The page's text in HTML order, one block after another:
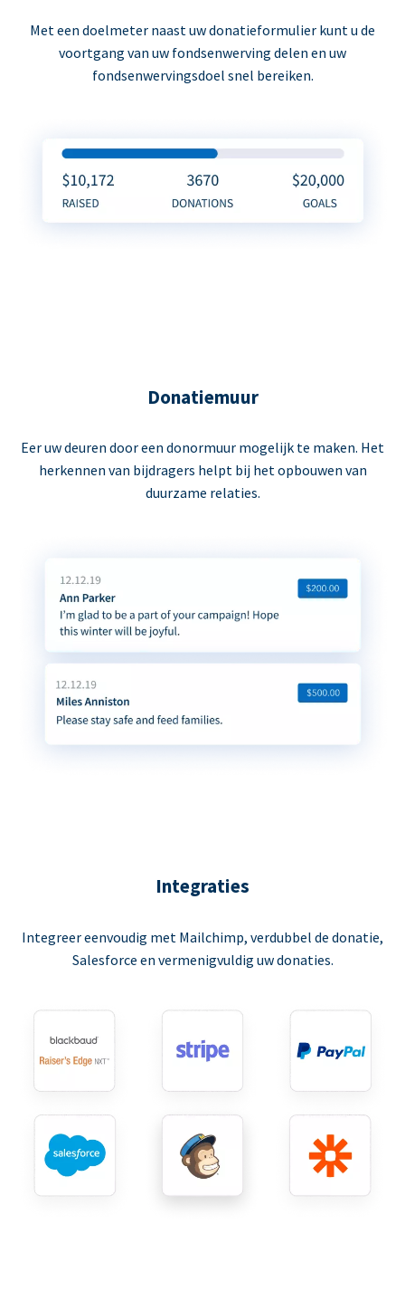
Met een doelmeter naast uw donatieformulier kunt u de
voortgang van uw fondsenwerving delen en uw
fondsenwervingsdoel snel bereiken.
Donatiemuur
Eer uw deuren door een donormuur mogelijk te maken. Het
herkennen van bijdragers helpt bij het opbouwen van
duurzame relaties.
Integraties
Integreer eenvoudig met Mailchimp, verdubbel de donatie,
Salesforce en vermenigvuldig uw donaties.